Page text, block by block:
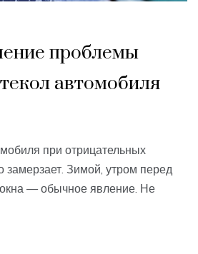
проблемы
автомобиля
при отрицательных
замерзает. Зимой, утром перед
— обычное явление. Не